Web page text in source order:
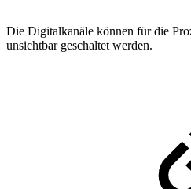
Die Digitalkanäle können für die
unsichtbar geschaltet werden.